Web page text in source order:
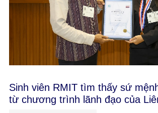
Sinh viên RMIT tìm thấy sứ
từ chương trình lãnh đạo của